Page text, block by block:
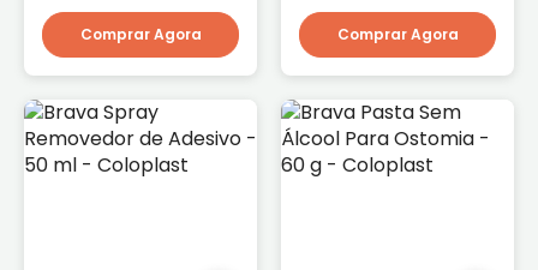
Comprar Agora Comprar Agora